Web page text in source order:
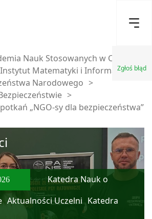
Zgłoś błąd
Nauk Stosowanych w Chełmie
Instytut Matematyki i Informatyki >
Narodowego >
>
„NGO-sy dla bezpieczeństwa”
Katedra Nauk o
Aktualności Uczelni Katedra